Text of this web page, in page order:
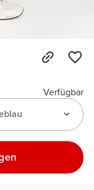
Verfügbar